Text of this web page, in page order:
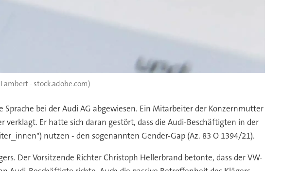
- stock.adobe.com)
bei der Audi AG abgewiesen. Ein Mitarbeiter der Konzernmutter
Er hatte sich daran gestört, dass die Audi-Beschäftigten in der
nutzen - den sogenannten Gender-Gap (Az. 83 O 1394/21).
Der Vorsitzende Richter Christoph Hellerbrand betonte, dass der VW-